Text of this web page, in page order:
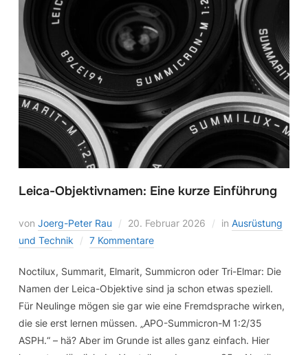
Leica-Objektivnamen: Eine kurze Einführung
von Joerg-Peter Rau 20. Februar 2026 in Ausrüstung
und Technik
7 Kommentare
Noctilux, Summarit, Elmarit, Summicron oder Tri-Elmar: Die
Namen der Leica-Objektive sind ja schon etwas speziell.
Für Neulinge mögen sie gar wie eine Fremdsprache wirken,
die sie erst lernen müssen. „APO-Summicron-M 1:2/35
ASPH.“ – hä? Aber im Grunde ist alles ganz einfach. Hier